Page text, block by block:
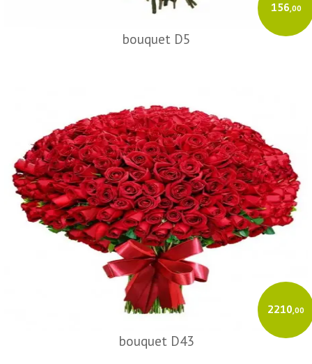
156,00
bouquet D5
2210,00
bouquet D43